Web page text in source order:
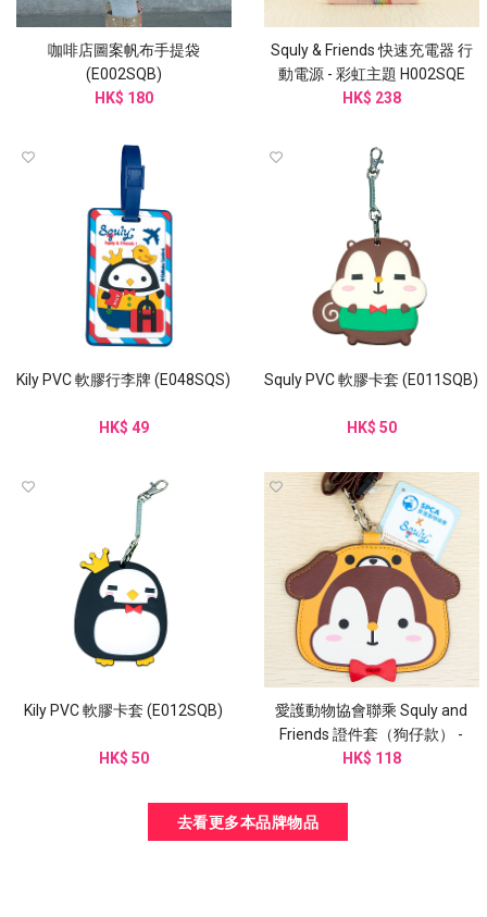
咖啡店圖案帆布手提袋
(E002SQB)
HK$ 180
Squly & Friends 快速充電器 行
動電源 - 彩虹主題 H002SQE
HK$ 238
Kily PVC 軟膠行李牌 (E048SQS)
HK$ 49
Squly PVC 軟膠卡套 (E011SQB)
HK$ 50
Kily PVC 軟膠卡套 (E012SQB)
HK$ 50
愛護動物協會聯乘 Squly and
Friends 證件套（狗仔款） -
G003SQB
HK$ 118
去看更多本品牌物品